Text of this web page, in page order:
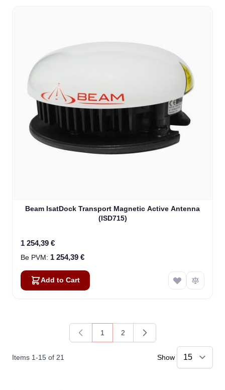
Beam IsatDock Transport Magnetic Active Antenna
(ISD715)
1 254,39 €
1 254,39 €
Add to Cart
Items 1-15 of 21
You're currently reading page
1
Page
2
Show